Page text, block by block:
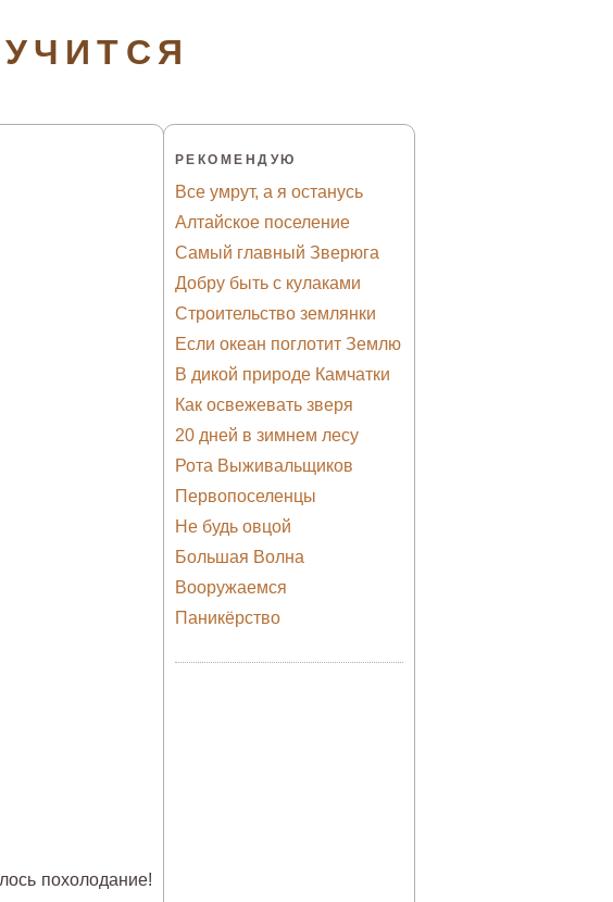
похолодание!
РЕКОМЕНДУЮ
Все умрут, а я останусь
Алтайское поселение
Самый главный Зверюга
Добру быть с кулаками
Строительство землянки
Если океан поглотит Землю
В дикой природе Камчатки
Как освежевать зверя
20 дней в зимнем лесу
Рота Выживальщиков
Первопоселенцы
Не будь овцой
Большая Волна
Вооружаемся
Паникёрство